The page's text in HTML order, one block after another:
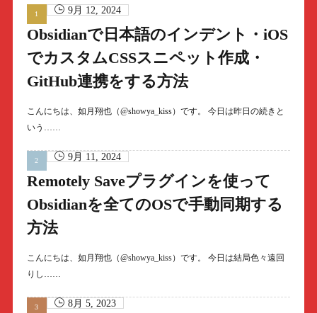
9月 12, 2024
Obsidianで日本語のインデント・iOS
でカスタムCSSスニペット作成・
GitHub連携をする方法
こんにちは、如月翔也（@showya_kiss）です。 今日は昨日の続きと
いう……
9月 11, 2024
Remotely Saveプラグインを使って
Obsidianを全てのOSで手動同期する
方法
こんにちは、如月翔也（@showya_kiss）です。 今日は結局色々遠回
りし……
8月 5, 2023